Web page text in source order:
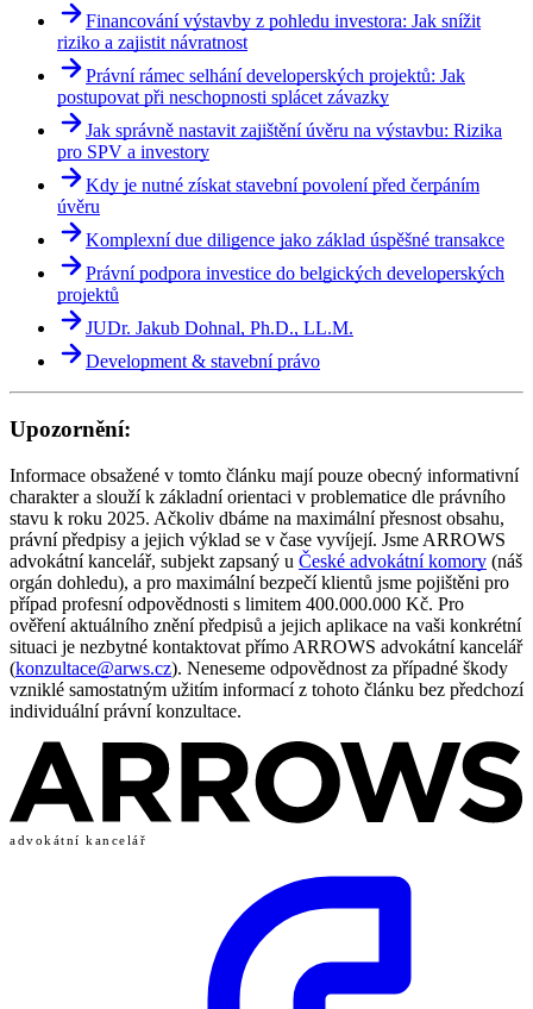
Financování výstavby z pohledu investora: Jak snížit
riziko a zajistit návratnost
Právní rámec selhání developerských projektů: Jak
postupovat při neschopnosti splácet závazky
Jak správně nastavit zajištění úvěru na výstavbu: Rizika
pro SPV a investory
Kdy je nutné získat stavební povolení před čerpáním
úvěru
Komplexní due diligence jako základ úspěšné transakce
Právní podpora investice do belgických developerských
projektů
JUDr. Jakub Dohnal, Ph.D., LL.M.
Development & stavební právo
Upozornění:
Informace obsažené v tomto článku mají pouze obecný informativní
charakter a slouží k základní orientaci v problematice dle právního
stavu k roku 2025. Ačkoliv dbáme na maximální přesnost obsahu,
právní předpisy a jejich výklad se v čase vyvíjejí. Jsme ARROWS
advokátní kancelář, subjekt zapsaný u České advokátní komory (náš
orgán dohledu), a pro maximální bezpečí klientů jsme pojištěni pro
případ profesní odpovědnosti s limitem 400.000.000 Kč. Pro
ověření aktuálního znění předpisů a jejich aplikace na vaši konkrétní
situaci je nezbytné kontaktovat přímo ARROWS advokátní kancelář
(konzultace@arws.cz). Neneseme odpovědnost za případné škody
vzniklé samostatným užitím informací z tohoto článku bez předchozí
individuální právní konzultace.
advokátní kancelář